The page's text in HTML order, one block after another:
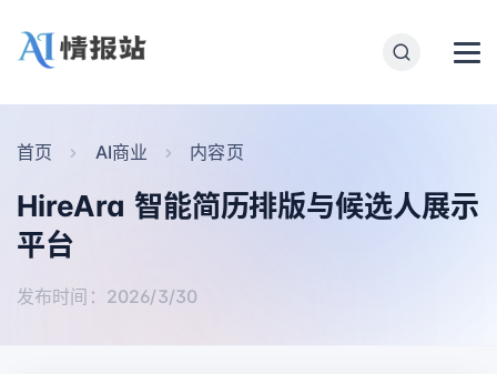
首页 AI商业 内容页
HireAra 智能简历排版与候选人展示
平台
发布时间：2026/3/30